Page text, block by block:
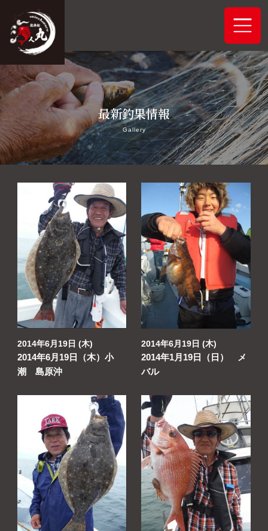
ホーム
システムご案内
最新釣果情報
アクセス
よくあるご質問
プライバシーポリシー
お知らせ
最新釣果情報
Gallery
2014年6月19日 (木)
2014年6月19日（木）小
潮 島原沖
2014年6月19日 (木)
2014年1月19日（日） メ
バル